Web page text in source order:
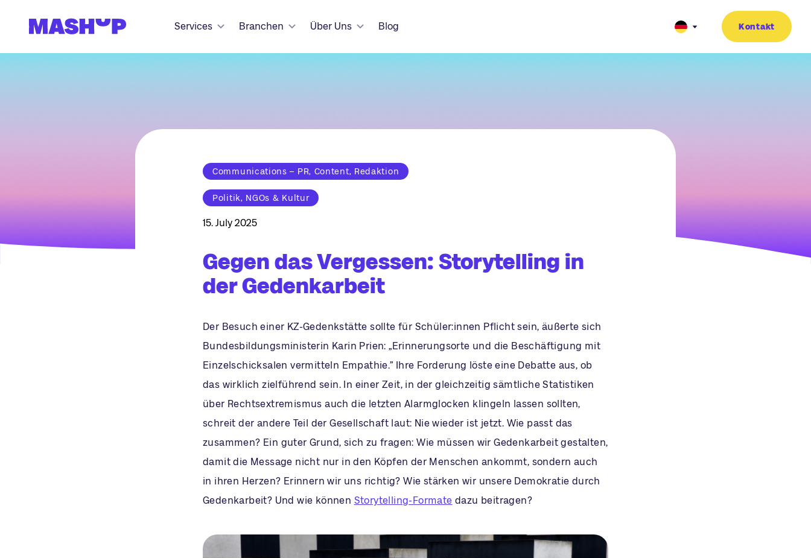
Services
Branchen Über Uns Blog Kontakt
Communications – PR, Content, Redaktion
Politik, NGOs & Kultur
15. July 2025
Gegen das Vergessen: Storytelling in
der Gedenkarbeit
Der Besuch einer KZ-Gedenkstätte sollte für Schüler:innen Pflicht sein, äußerte sich
Bundesbildungsministerin Karin Prien: „Erinnerungsorte und die Beschäftigung mit
Einzelschicksalen vermitteln Empathie.” Ihre Forderung löste eine Debatte aus, ob
das wirklich zielführend sein. In einer Zeit, in der gleichzeitig sämtliche Statistiken
über Rechtsextremismus auch die letzten Alarmglocken klingeln lassen sollten,
schreit der andere Teil der Gesellschaft laut: Nie wieder ist jetzt. Wie passt das
zusammen? Ein guter Grund, sich zu fragen: Wie müssen wir Gedenkarbeit gestalten,
damit die Message nicht nur in den Köpfen der Menschen ankommt, sondern auch
in ihren Herzen? Erinnern wir uns richtig? Wie stärken wir unsere Demokratie durch
Gedenkarbeit? Und wie können Storytelling-Formate dazu beitragen?